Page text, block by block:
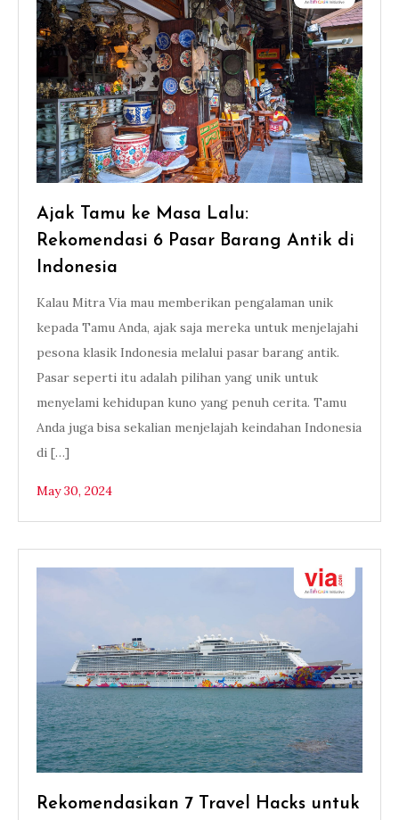
Ajak Tamu ke Masa Lalu:
Rekomendasi 6 Pasar Barang Antik di
Indonesia
Kalau Mitra Via mau memberikan pengalaman unik
kepada Tamu Anda, ajak saja mereka untuk menjelajahi
pesona klasik Indonesia melalui pasar barang antik.
Pasar seperti itu adalah pilihan yang unik untuk
menyelami kehidupan kuno yang penuh cerita. Tamu
Anda juga bisa sekalian menjelajah keindahan Indonesia
di […]
May 30, 2024
Rekomendasikan 7 Travel Hacks untuk